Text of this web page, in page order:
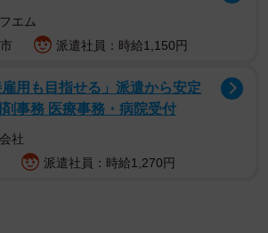
エム
派遣社員：時給1,150円
用も目指せる」派遣から安定
事務 医療事務・病院受付
社
派遣社員：時給1,270円